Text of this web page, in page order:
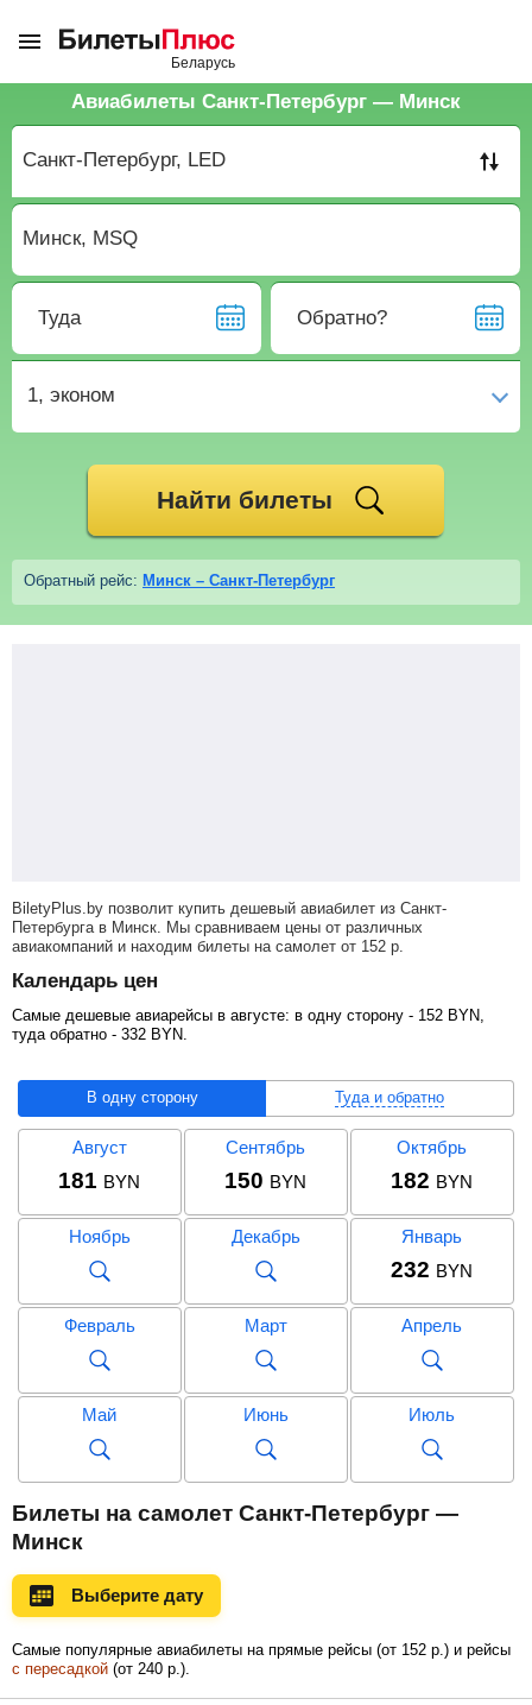
Авиабилеты Санкт-Петербург — Минск
Туда Обратно?
1, эконом
Найти билеты
Обратный рейс: Минск – Санкт-Петербург
BiletyPlus.by позволит купить дешевый авиабилет из Санкт-
Петербурга в Минск. Мы сравниваем цены от различных
авиакомпаний и находим билеты на самолет от 152 р
Календарь цен
Самые дешевые авиарейсы в августе: в одну сторону - 152 BYN
туда обратно - 332 BYN
В одну сторону Туда и обратно
Август
181 BYN
Сентябрь
150 BYN
Октябрь
182 BYN
Ноябрь Декабрь Январь
232 BYN
Февраль Март Апрель
Май Июнь Июль
376
Сентябрь
375
Ноябрь
Февраль
Билеты на самолет Санкт-Петербург —
Минск
Выберите дату
Самые популярные авиабилеты на прямые рейсы (от 152 р. ) и рейсы
с пересадкой (от 240 р. ).